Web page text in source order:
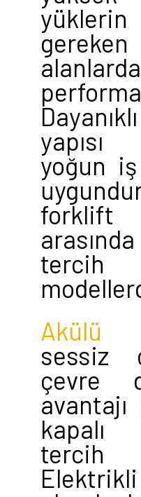
yüklerin
yoğun
forklift
Akülü
sessiz
çevre